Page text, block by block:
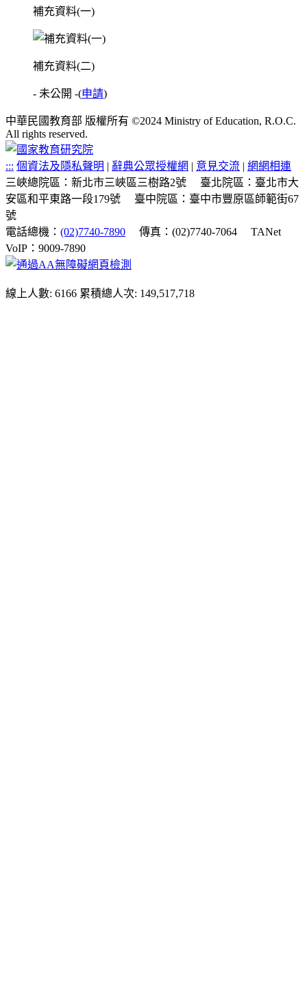
補充資料(一)
補充資料(二)
- 未公開 -(申請)
中華民國教育部 版權所有 ©2024 Ministry of Education, R.O.C.
All rights reserved.
::: 個資法及隱私聲明 | 辭典公眾授權網 | 意見交流 | 網網相連
三峽總院區：新北市三峽區三樹路2號
臺北院區：臺北市大
安區和平東路一段179號
臺中院區：臺中市豐原區師範街67
號
電話總機： (02)7740-7890 傳真：(02)7740-7064
TANet
VoIP：9009-7890
線上人數: 6166 累積總人次: 149,517,718